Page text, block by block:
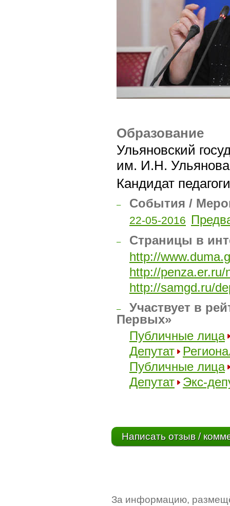
Образование
Ульяновский
им. И.Н.
Кандидат
– События /
22-05-2016
–
Страницы в
http://
http://
http://samgd.ru/
–
Участвует в
Первых»
Публичные лица
Депутат
Публичные лица
Депутат
Экс-
Написать отзыв /
За информацию,